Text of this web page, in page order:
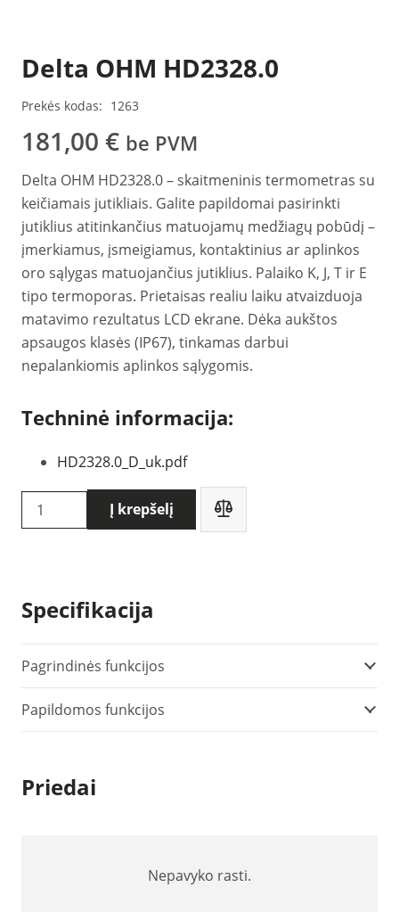
Delta OHM HD2328.0
Prekės kodas: 1263
181,00 € be PVM
Delta OHM HD2328.0 – skaitmeninis termometras su
keičiamais jutikliais. Galite papildomai pasirinkti
jutiklius atitinkančius matuojamų medžiagų pobūdį –
įmerkiamus, įsmeigiamus, kontaktinius ar aplinkos
oro sąlygas matuojančius jutiklius. Palaiko K, J, T ir E
tipo termoporas. Prietaisas realiu laiku atvaizduoja
matavimo rezultatus LCD ekrane. Dėka aukštos
apsaugos klasės (IP67), tinkamas darbui
nepalankiomis aplinkos sąlygomis.
Techninė informacija:
HD2328.0_D_uk.pdf
produkto
kiekis:
Į krepšelį
Specifikacija
Pagrindinės funkcijos
Papildomos funkcijos
Priedai
Nepavyko rasti.